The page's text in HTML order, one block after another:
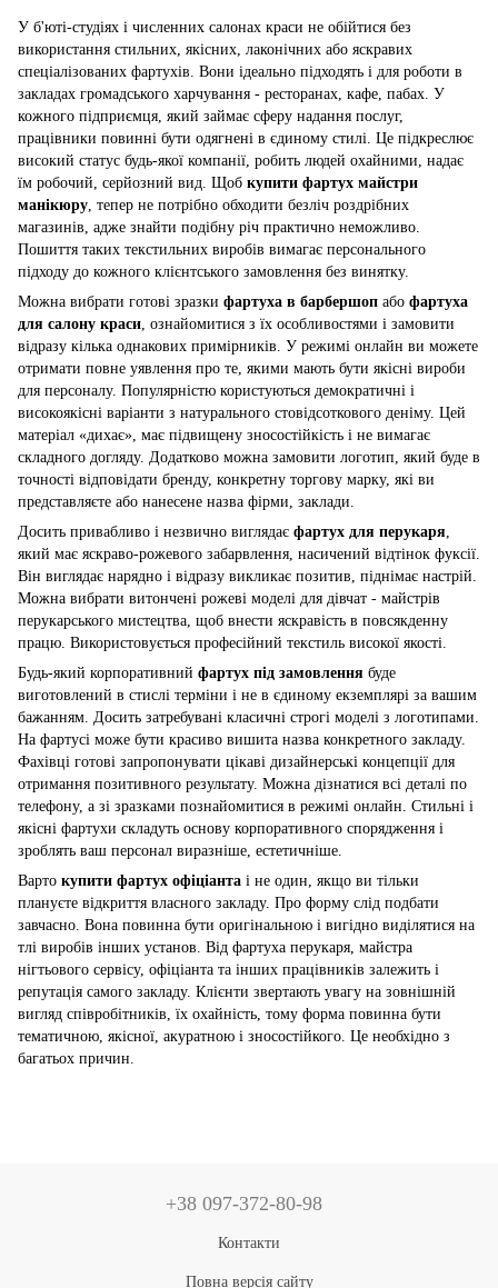
У б'юті-студіях і численних салонах краси не обійтися без
використання стильних, якісних, лаконічних або яскравих
спеціалізованих фартухів. Вони ідеально підходять і для роботи в
закладах громадського харчування - ресторанах, кафе, пабах. У
кожного підприємця, який займає сферу надання послуг,
працівники повинні бути одягнені в єдиному стилі. Це підкреслює
високий статус будь-якої компанії, робить людей охайними, надає
їм робочий, серйозний вид. Щоб купити фартух майстри
манікюру, тепер не потрібно обходити безліч роздрібних
магазинів, адже знайти подібну річ практично неможливо.
Пошиття таких текстильних виробів вимагає персонального
підходу до кожного клієнтського замовлення без винятку.
Можна вибрати готові зразки фартуха в барбершоп або фартуха
для салону краси, ознайомитися з їх особливостями і замовити
відразу кілька однакових примірників. У режимі онлайн ви можете
отримати повне уявлення про те, якими мають бути якісні вироби
для персоналу. Популярністю користуються демократичні і
високоякісні варіанти з натурального стовідсоткового деніму. Цей
матеріал «дихає», має підвищену зносостійкість і не вимагає
складного догляду. Додатково можна замовити логотип, який буде в
точності відповідати бренду, конкретну торгову марку, які ви
представляєте або нанесене назва фірми, заклади.
Досить привабливо і незвично виглядає фартух для перукаря,
який має яскраво-рожевого забарвлення, насичений відтінок фуксії.
Він виглядає нарядно і відразу викликає позитив, піднімає настрій.
Можна вибрати витончені рожеві моделі для дівчат - майстрів
перукарського мистецтва, щоб внести яскравість в повсякденну
працю. Використовується професійний текстиль високої якості.
Будь-який корпоративний фартух під замовлення буде
виготовлений в стислі терміни і не в єдиному екземплярі за вашим
бажанням. Досить затребувані класичні строгі моделі з логотипами.
На фартусі може бути красиво вишита назва конкретного закладу.
Фахівці готові запропонувати цікаві дизайнерські концепції для
отримання позитивного результату. Можна дізнатися всі деталі по
телефону, а зі зразками познайомитися в режимі онлайн. Стильні і
якісні фартухи складуть основу корпоративного спорядження і
зроблять ваш персонал виразніше, естетичніше.
Варто купити фартух офіціанта і не один, якщо ви тільки
плануєте відкриття власного закладу. Про форму слід подбати
завчасно. Вона повинна бути оригінальною і вигідно виділятися на
тлі виробів інших установ. Від фартуха перукаря, майстра
нігтьового сервісу, офіціанта та інших працівників залежить і
репутація самого закладу. Клієнти звертають увагу на зовнішній
вигляд співробітників, їх охайність, тому форма повинна бути
тематичною, якісної, акуратною і зносостійкого. Це необхідно з
багатьох причин.
+38 097-372-80-98
Контакти
Повна версія сайту